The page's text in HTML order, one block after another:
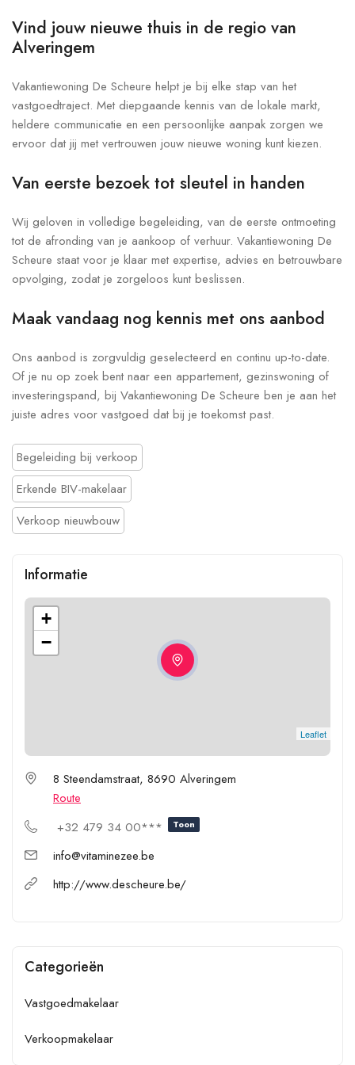
Vind jouw nieuwe thuis in de regio van
Alveringem
Vakantiewoning De Scheure helpt je bij elke stap van het
vastgoedtraject. Met diepgaande kennis van de lokale markt,
heldere communicatie en een persoonlijke aanpak zorgen we
ervoor dat jij met vertrouwen jouw nieuwe woning kunt kiezen.
Van eerste bezoek tot sleutel in handen
Wij geloven in volledige begeleiding, van de eerste ontmoeting
tot de afronding van je aankoop of verhuur. Vakantiewoning De
Scheure staat voor je klaar met expertise, advies en betrouwbare
opvolging, zodat je zorgeloos kunt beslissen.
Maak vandaag nog kennis met ons aanbod
Ons aanbod is zorgvuldig geselecteerd en continu up-to-date.
Of je nu op zoek bent naar een appartement, gezinswoning of
investeringspand, bij Vakantiewoning De Scheure ben je aan het
juiste adres voor vastgoed dat bij je toekomst past.
Begeleiding bij verkoop
Erkende BIV-makelaar
Verkoop nieuwbouw
Informatie
+
−
Leaflet
8 Steendamstraat, 8690 Alveringem
Route
+32 479 34 00***
Toon
info@vitaminezee.be
http://www.descheure.be/
Categorieën
Vastgoedmakelaar
Verkoopmakelaar